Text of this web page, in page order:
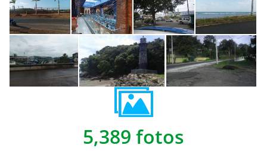
5,389 fotos